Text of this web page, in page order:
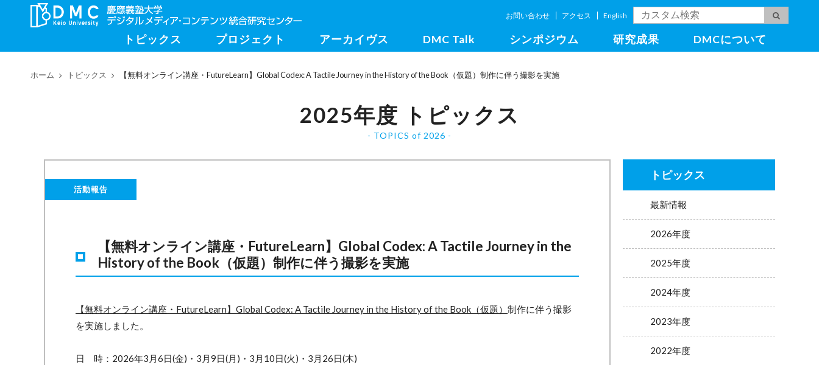
お問い合わせ アクセス English
トピックス プロジェクト アーカイヴス DMC Talk シンポジウム 研究成果 DMCについて
ホーム トピックス 【無料オンライン講座・FutureLearn】Global Codex: A Tactile Journey in the History of the Book（仮題）制作に伴う撮影を実施
2025年度 トピックス
TOPICS of 2026
活動報告
【無料オンライン講座・FutureLearn】Global Codex: A Tactile Journey in the
History of the Book（仮題）制作に伴う撮影を実施
【無料オンライン講座・FutureLearn】Global Codex: A Tactile Journey in the History of the Book（仮題） 制作に伴う撮影
を実施しました。
日 時：2026年3月6日(金)・3月9日(月)・3月10日(火)・3月26日(木)
トピックス
最新情報
2026年度
2025年度
2024年度
2023年度
2022年度